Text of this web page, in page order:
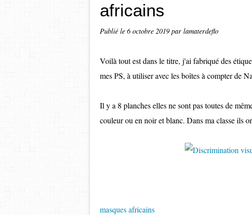
africains
Publié le 6 octobre 2019 par lamaterdeflo
Voilà tout est dans le titre, j'ai fabriqué des
mes PS, à utiliser avec les boîtes à compter de
Il y a 8 planches elles ne sont pas toutes de
couleur ou en noir et blanc. Dans ma classe ils
masques africains